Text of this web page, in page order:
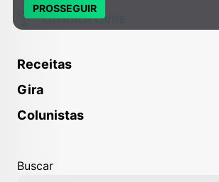
Receitas
Gira
Colunistas
Buscar
PROSSEGUIR